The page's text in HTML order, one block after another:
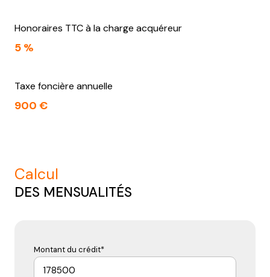
Honoraires TTC à la charge acquéreur
5 %
Taxe foncière annuelle
900 €
calcul
DES MENSUALITÉS
Montant du crédit*